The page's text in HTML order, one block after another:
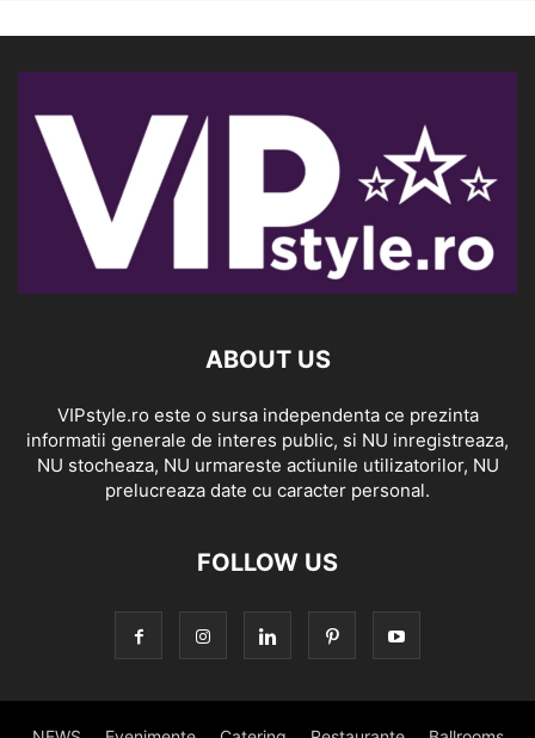
ABOUT US
VIPstyle.ro este o sursa independenta ce prezinta
informatii generale de interes public, si NU inregistreaza,
NU stocheaza, NU urmareste actiunile utilizatorilor, NU
prelucreaza date cu caracter personal.
FOLLOW US